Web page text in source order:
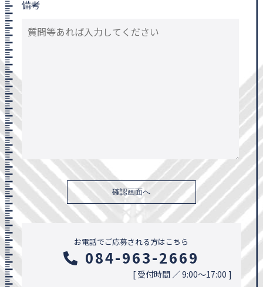
備考
確認画面へ
お電話でご応募される方はこちら
084-963-2669
[ 受付時間 ／ 9:00〜17:00 ]